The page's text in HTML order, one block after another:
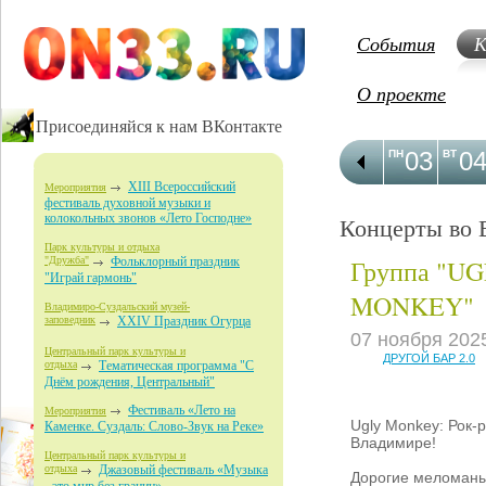
Присоединяйся к нам ВКонтакте
Мероприятия
XIII Всероссийский
фестиваль духовной музыки и
колокольных звонов «Лето Господне»
Парк культуры и отдыха
"Дружба"
Фольклорный праздник
"Играй гармонь"
Владимиро-Суздальский музей-
заповедник XXIV Праздник Огурца
Центральный парк культуры и
отдыха
Тематическая программа "С
Днём рождения, Центральный"
Мероприятия
Фестиваль «Лето на
Каменке. Суздаль: Слово-Звук на Реке»
Центральный парк культуры и
отдыха
Джазовый фестиваль «Музыка
События
О проекте
03
ПН 04
ВТ
Концерты во
Группа
MONKEY"
07 ноября
ДРУГОЙ БАР 2.0
Ugly Monkey: Рок-
Владимире!
Дорогие